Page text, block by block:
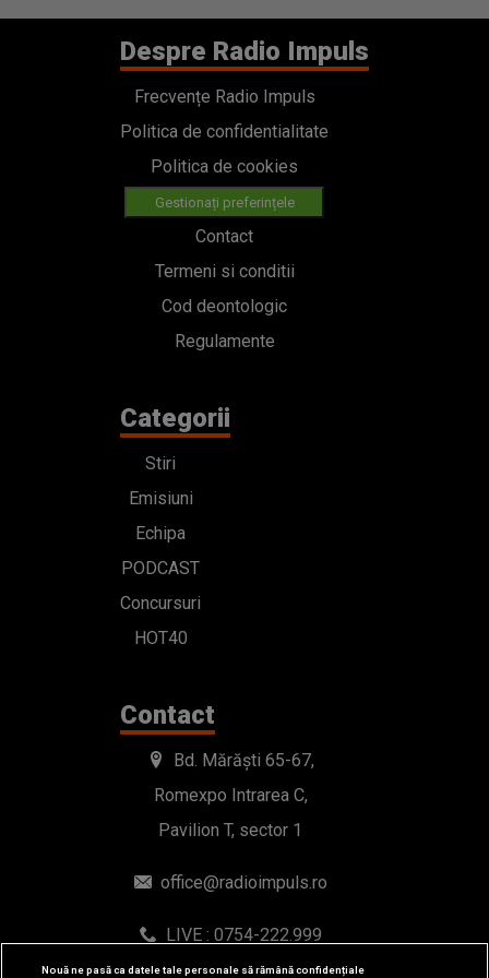
Despre Radio Impuls
Frecvențe Radio Impuls
Politica de confidentialitate
Politica de cookies
Gestionați preferințele
Contact
Termeni si conditii
Cod deontologic
Regulamente
Categorii
Stiri
Emisiuni
Echipa
PODCAST
Concursuri
HOT40
Contact
Bd. Mărăști 65-67,
Romexpo Intrarea C,
Pavilion T, sector 1
office@radioimpuls.ro
LIVE : 0754-222.999
WhatsApp: 0754-222.999
Nouă ne pasă ca datele tale personale să rămână confidențiale